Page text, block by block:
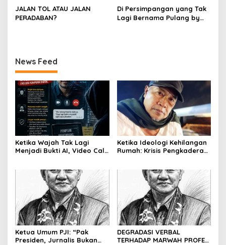
Bapaneh di Nagari
Simawang
Tol yang Membelah Nagari
JALAN TOL ATAU JALAN
PERADABAN?
Di Persimpangan yang Tak
Lagi Bernama Pulang by
News Feed
Ketika Wajah Tak Lagi
Menjadi Bukti AI, Video Call,
Ketika Ideologi Kehilangan
Rumah: Krisis Pengkaderan
Kepemimpinan yang
Kehilangan Arah
Ketua Umum PJI: “Pak
Presiden, Jurnalis Bukan
DEGRADASI VERBAL
TERHADAP MARWAH PROFESI